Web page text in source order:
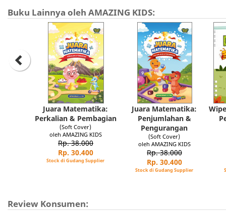
Buku Lainnya oleh AMAZING KIDS:
Juara Matematika:
Perkalian & Pembagian
(Soft Cover)
oleh AMAZING KIDS
Rp. 38.000
Rp. 30.400
Stock di Gudang Supplier
Juara Matematika:
Penjumlahan &
Pengurangan
(Soft Cover)
oleh AMAZING KIDS
Rp. 38.000
Rp. 30.400
Stock di Gudang Supplier
Review Konsumen: